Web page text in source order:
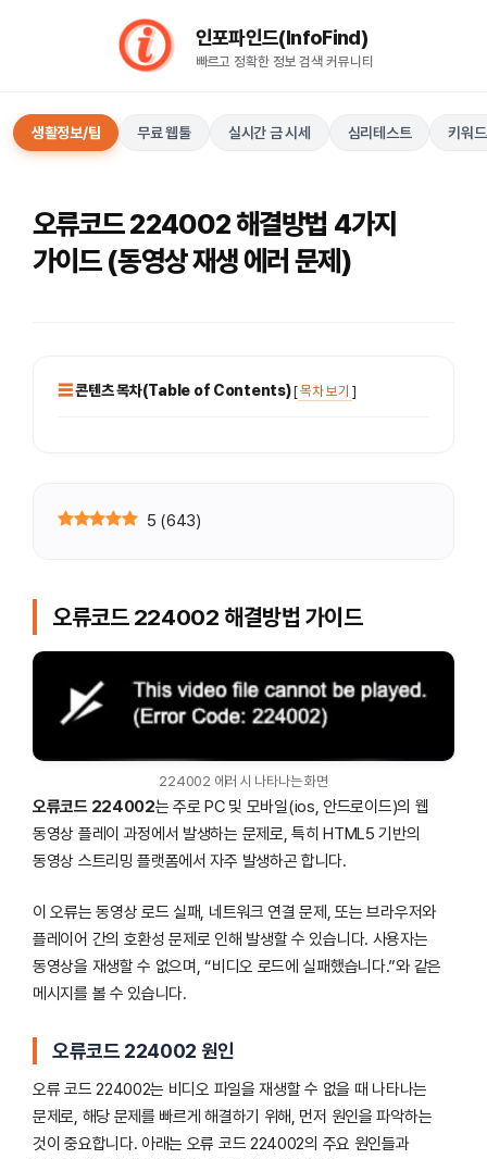
인포파인드(InfoFind)​​​​
빠르고 정확한 정보 검색 커뮤니티
생활정보/팁 무료 웹툴 실시간 금 시세 심리테스트 키워
오류코드 224002 해결방법 4가지
가이드 (동영상 재생 에러 문제)
콘텐츠 목차(Table of Contents)[목차 보기 ]
5 (643)
오류코드 224002 해결방법 가이드
224002 에러 시 나타나는 화면
오류코드 224002는 주로 PC 및 모바일(ios, 안드로이드)의 웹
동영상 플레이 과정에서 발생하는 문제로, 특히 HTML5 기반의
동영상 스트리밍 플랫폼에서 자주 발생하곤 합니다.
이 오류는 동영상 로드 실패, 네트워크 연결 문제, 또는 브라우저와
플레이어 간의 호환성 문제로 인해 발생할 수 있습니다. 사용자는
동영상을 재생할 수 없으며, “비디오 로드에 실패했습니다.”와 같은
메시지를 볼 수 있습니다.
오류코드 224002 원인
오류 코드 224002는 비디오 파일을 재생할 수 없을 때 나타나는
문제로, 해당 문제를 빠르게 해결하기 위해, 먼저 원인을 파악하는
것이 중요합니다. 아래는 오류 코드 224002의 주요 원인들과